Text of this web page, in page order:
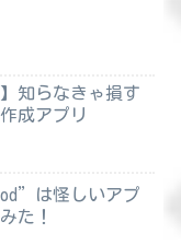
】知らなきゃ損す
成アプリ
は怪しいアプ
た！